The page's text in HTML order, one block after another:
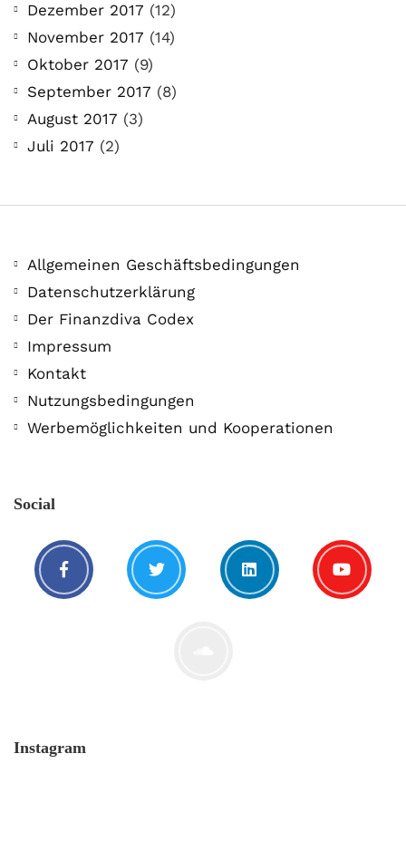
Dezember 2017 (12)
November 2017 (14)
Oktober 2017 (9)
September 2017 (8)
August 2017 (3)
Juli 2017 (2)
Allgemeinen Geschäftsbedingungen
Datenschutzerklärung
Der Finanzdiva Codex
Impressum
Kontakt
Nutzungsbedingungen
Werbemöglichkeiten und Kooperationen
Social
Instagram